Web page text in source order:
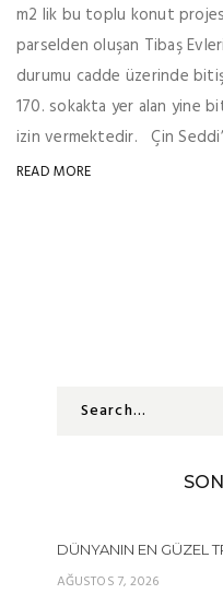
m2 lik bu toplu konut
parselden oluşan Tibaş
durumu cadde üzerinde
170. sokakta yer alan yine
izin vermektedir. Çin
READ MORE
DÜNYANIN EN GÜZEL
AĞUSTOS 7, 2026